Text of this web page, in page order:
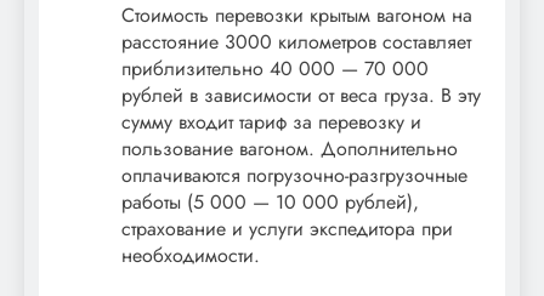
Стоимость перевозки крытым вагоном на
расстояние 3000 километров составляет
приблизительно 40 000 — 70 000
рублей в зависимости от веса груза. В эту
сумму входит тариф за перевозку и
пользование вагоном. Дополнительно
оплачиваются погрузочно-разгрузочные
работы (5 000 — 10 000 рублей),
страхование и услуги экспедитора при
необходимости.